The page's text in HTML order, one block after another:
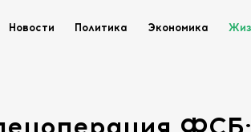
Новости Политика Экономика